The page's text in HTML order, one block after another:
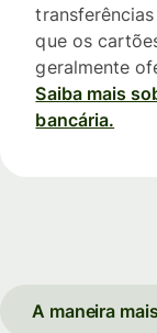
que os
geralmente
Saiba mais
bancária.
A maneira